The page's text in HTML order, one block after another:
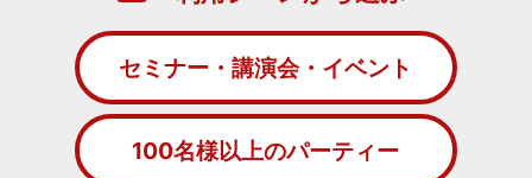
セミナー・講演会・イベント
100名様以上のパーティー